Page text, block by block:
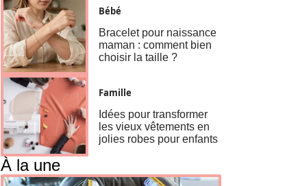
Bébé
Bracelet pour naissance
maman : comment bien
choisir la taille ?
Famille
Idées pour transformer
les vieux vêtements en
jolies robes pour enfants
À la une